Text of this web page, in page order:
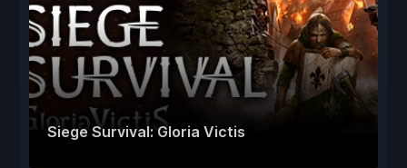
Siege Survival: Gloria Victis